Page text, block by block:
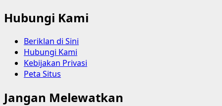
Hubungi Kami
Beriklan di Sini
Hubungi Kami
Kebijakan Privasi
Peta Situs
Jangan Melewatkan